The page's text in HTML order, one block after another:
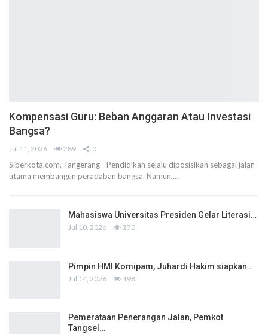
Kompensasi Guru: Beban Anggaran Atau Investasi
Bangsa?
Jul 11, 2026 289 0
Siberkota.com, Tangerang - Pendidikan selalu diposisikan sebagai jalan
utama membangun peradaban bangsa. Namun,…
Mahasiswa Universitas Presiden Gelar Literasi…
Jul 10, 2026 270
Pimpin HMI Komipam, Juhardi Hakim siapkan…
Jul 14, 2026 198
Pemerataan Penerangan Jalan, Pemkot
Tangsel…